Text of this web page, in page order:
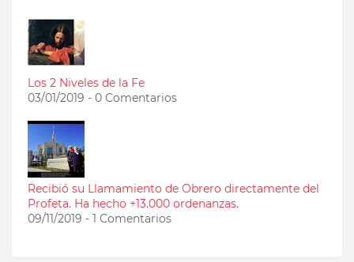
Los 2 Niveles de la Fe
03/01/2019 - 0 Comentarios
Recibió su Llamamiento de Obrero directamente del
Profeta. Ha hecho +13.000 ordenanzas.
09/11/2019 - 1 Comentarios